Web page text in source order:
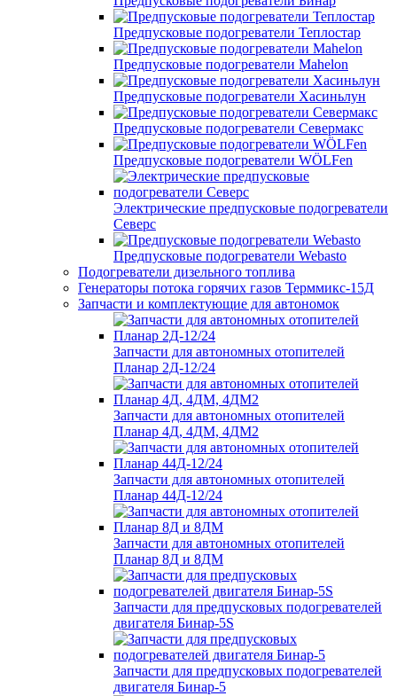
Предпусковые подогреватели Теплостар
Предпусковые подогреватели Mahelon
Предпусковые подогреватели Хасиньлун
Предпусковые подогреватели Севермакс
Предпусковые подогреватели WÖLFen
Электрические предпусковые подогреватели
Северс
Предпусковые подогреватели Webasto
Подогреватели дизельного топлива
Генераторы потока горячих газов Терммикс-15Д
Запчасти и комплектующие для автономок
Запчасти для автономных отопителей
Планар 2Д-12/24
Запчасти для автономных отопителей
Планар 4Д, 4ДМ, 4ДМ2
Запчасти для автономных отопителей
Планар 44Д-12/24
Запчасти для автономных отопителей
Планар 8Д и 8ДМ
Запчасти для предпусковых подогревателей
двигателя Бинар-5S
Запчасти для предпусковых подогревателей
двигателя Бинар-5